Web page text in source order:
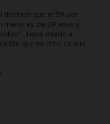
destacó que el 59 por
menores de 39 años y
Tiene miedo a
que no cree en sus